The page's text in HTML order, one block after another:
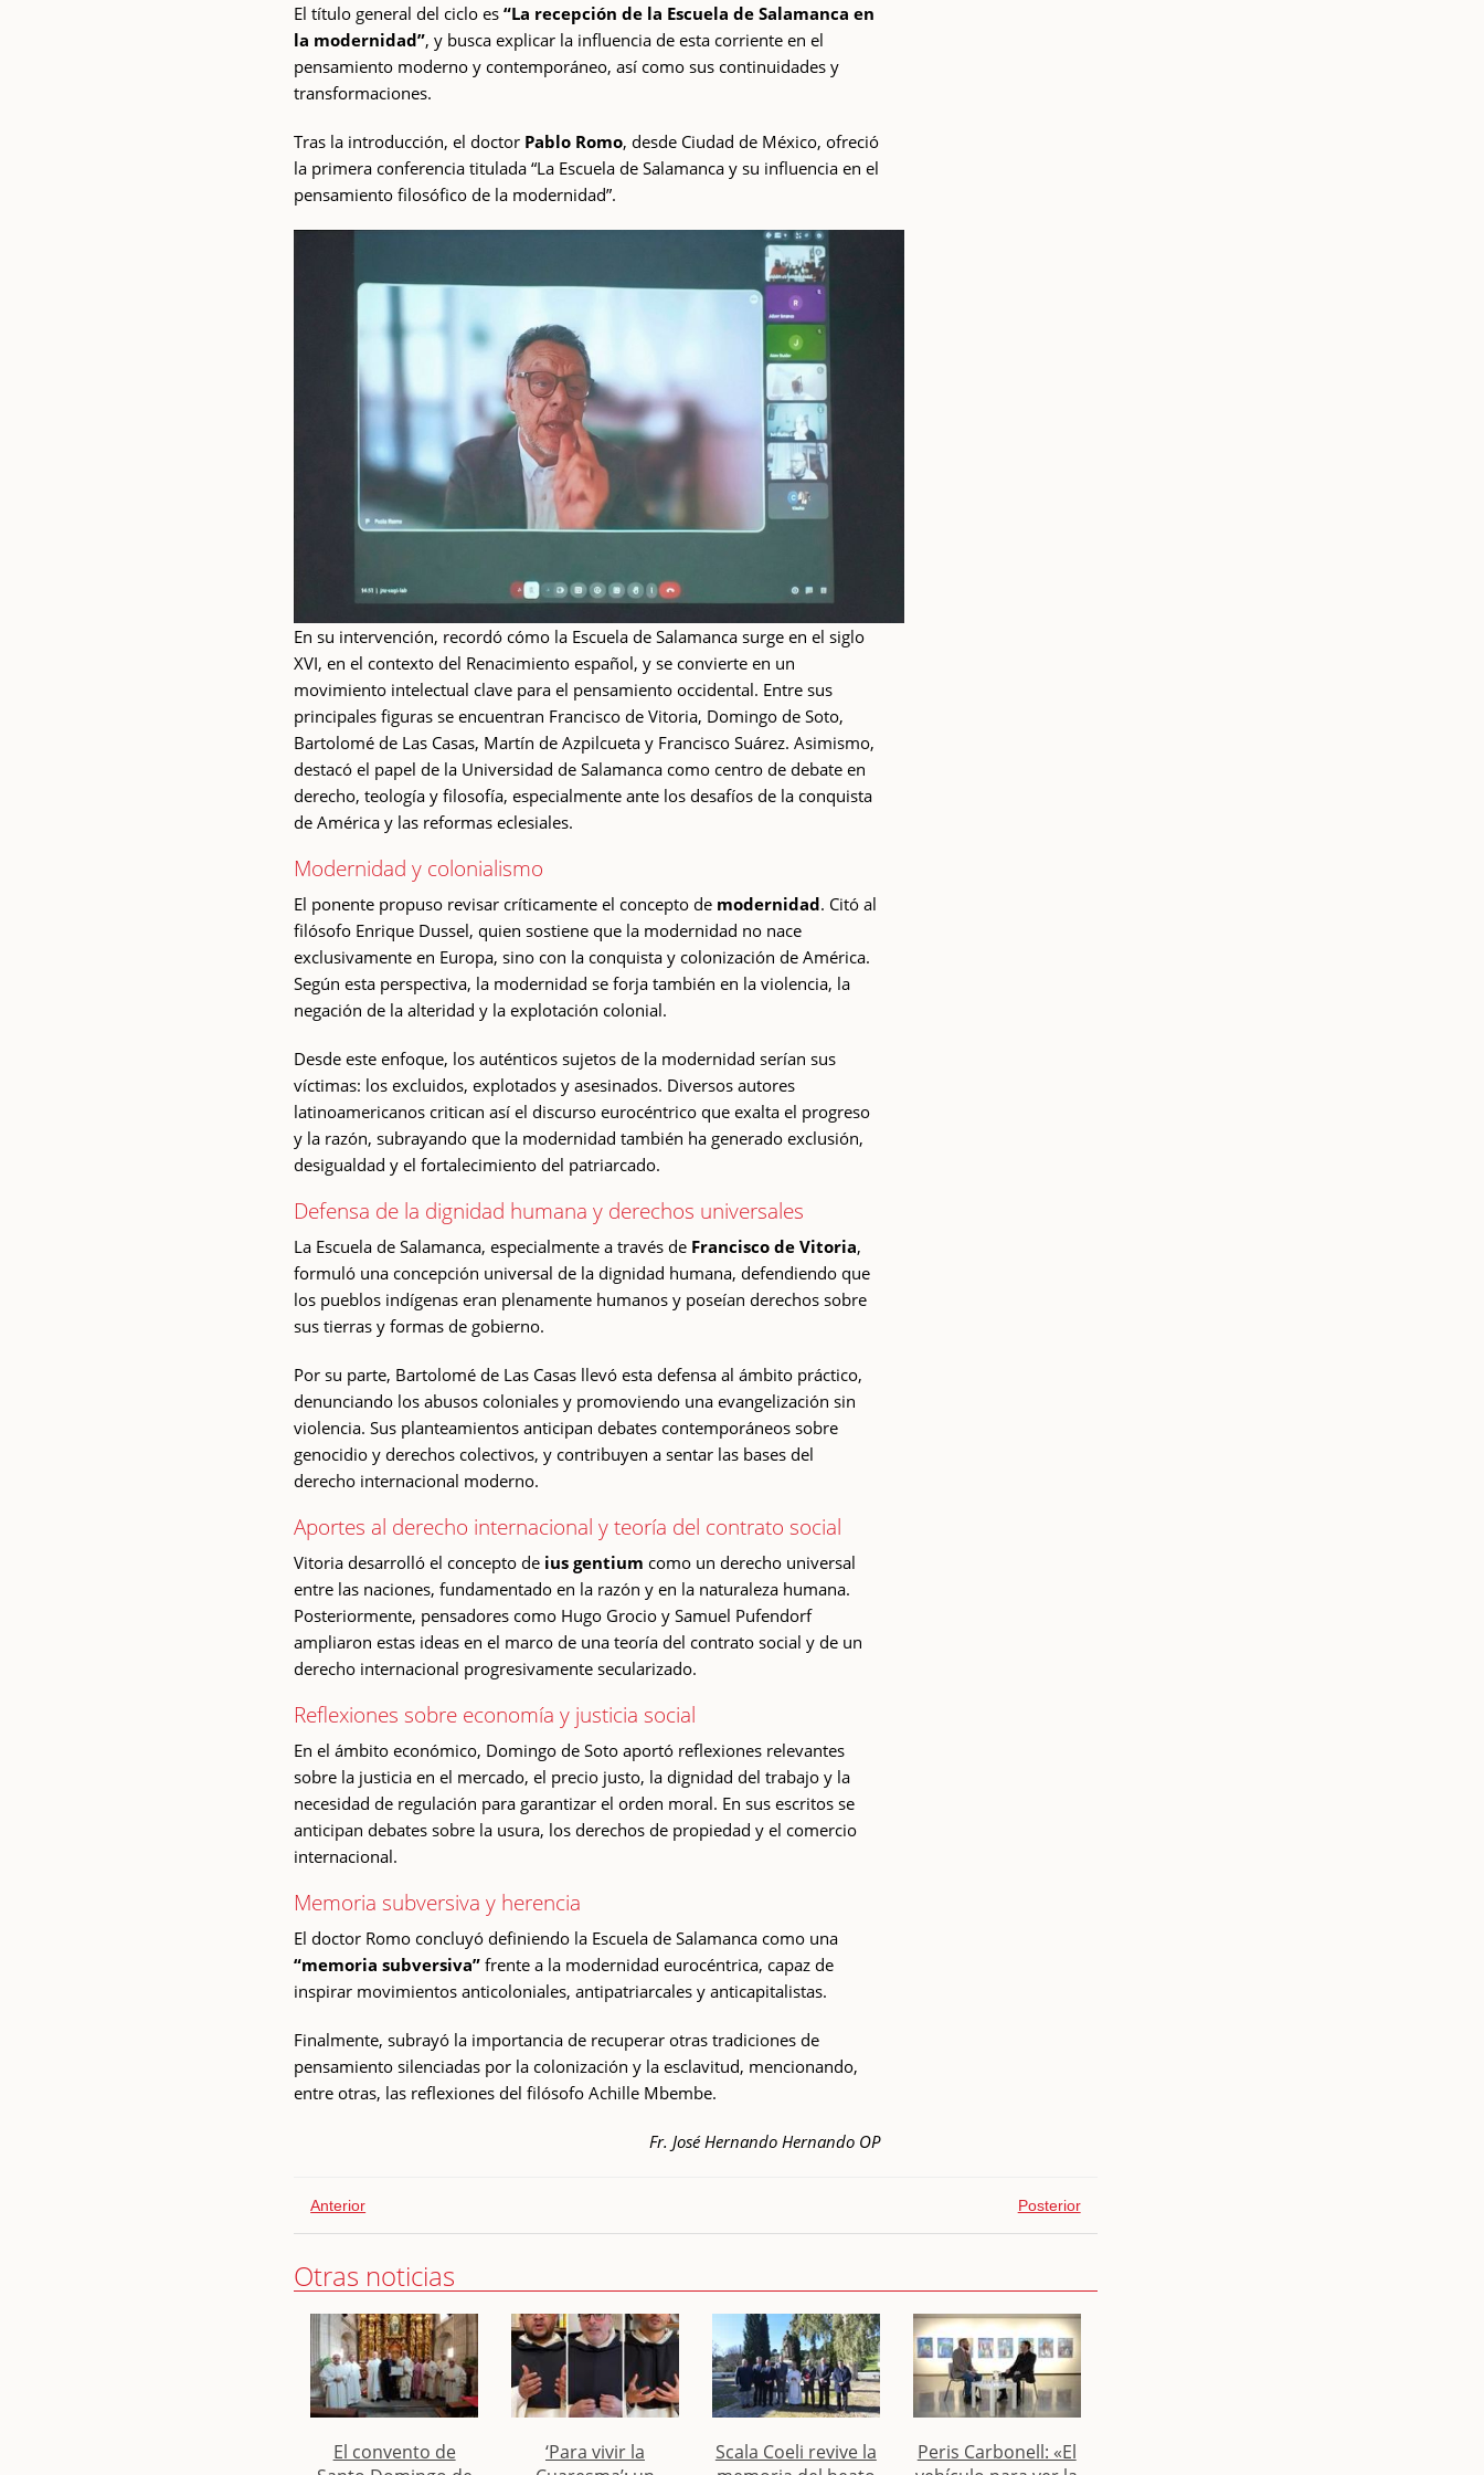
El título general del ciclo es“La recepción de la Escuela de Salamanca en
la modernidad”, y busca explicar la influencia de esta corriente en el
pensamiento moderno y contemporáneo, así como sus continuidades y
transformaciones.
Tras la introducción, el doctor Pablo Romo, desde Ciudad de México, ofreció
la primera conferencia titulada “La Escuela de Salamanca y su influencia en el
pensamiento filosófico de la modernidad”.
En su intervención, recordó cómo la Escuela de Salamanca surge en el siglo
XVI, en el contexto del Renacimiento español, y se convierte en un
movimiento intelectual clave para el pensamiento occidental. Entre sus
principales figuras se encuentran Francisco de Vitoria, Domingo de Soto,
Bartolomé de Las Casas, Martín de Azpilcueta y Francisco Suárez. Asimismo,
destacó el papel de la Universidad de Salamanca como centro de debate en
derecho, teología y filosofía, especialmente ante los desafíos de la conquista
de América y las reformas eclesiales.
Modernidad y colonialismo
El ponente propuso revisar críticamente el concepto de modernidad. Citó al
filósofo Enrique Dussel, quien sostiene que la modernidad no nace
exclusivamente en Europa, sino con la conquista y colonización de América.
Según esta perspectiva, la modernidad se forja también en la violencia, la
negación de la alteridad y la explotación colonial.
Desde este enfoque, los auténticos sujetos de la modernidad serían sus
víctimas: los excluidos, explotados y asesinados. Diversos autores
latinoamericanos critican así el discurso eurocéntrico que exalta el progreso
y la razón, subrayando que la modernidad también ha generado exclusión,
desigualdad y el fortalecimiento del patriarcado.
Defensa de la dignidad humana y derechos universales
La Escuela de Salamanca, especialmente a través de Francisco de Vitoria,
formuló una concepción universal de la dignidad humana, defendiendo que
los pueblos indígenas eran plenamente humanos y poseían derechos sobre
sus tierras y formas de gobierno.
Por su parte, Bartolomé de Las Casas llevó esta defensa al ámbito práctico,
denunciando los abusos coloniales y promoviendo una evangelización sin
violencia. Sus planteamientos anticipan debates contemporáneos sobre
genocidio y derechos colectivos, y contribuyen a sentar las bases del
derecho internacional moderno.
Aportes al derecho internacional y teoría del contrato social
Vitoria desarrolló el concepto de ius gentium como un derecho universal
entre las naciones, fundamentado en la razón y en la naturaleza humana.
Posteriormente, pensadores como Hugo Grocio y Samuel Pufendorf
ampliaron estas ideas en el marco de una teoría del contrato social y de un
derecho internacional progresivamente secularizado.
Reflexiones sobre economía y justicia social
En el ámbito económico, Domingo de Soto aportó reflexiones relevantes
sobre la justicia en el mercado, el precio justo, la dignidad del trabajo y la
necesidad de regulación para garantizar el orden moral. En sus escritos se
anticipan debates sobre la usura, los derechos de propiedad y el comercio
internacional.
Memoria subversiva y herencia
El doctor Romo concluyó definiendo la Escuela de Salamanca como una
“memoria subversiva” frente a la modernidad eurocéntrica, capaz de
inspirar movimientos anticoloniales, antipatriarcales y anticapitalistas.
Finalmente, subrayó la importancia de recuperar otras tradiciones de
pensamiento silenciadas por la colonización y la esclavitud, mencionando,
entre otras, las reflexiones del filósofo Achille Mbembe.
Fr. José Hernando Hernando OP
Anterior Posterior
Otras noticias
El convento de
‘Para vivir la
Scala Coeli revive la
Peris Carbonell: «El